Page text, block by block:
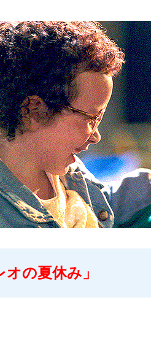
オの夏休み」